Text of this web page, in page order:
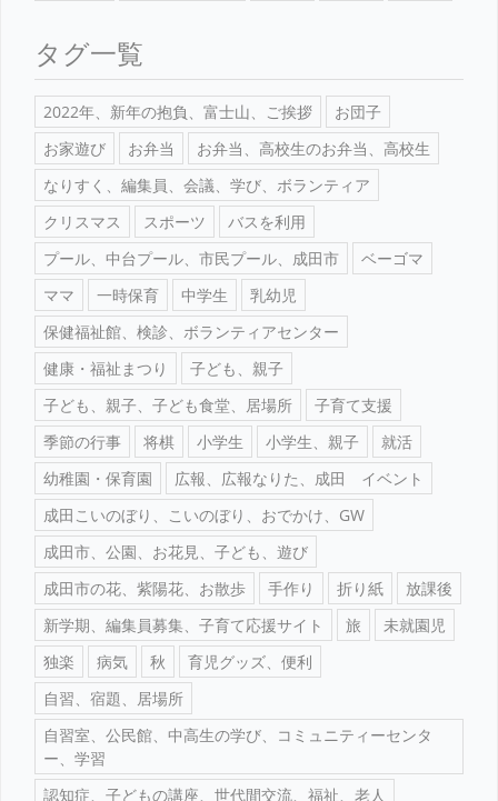
タグ一覧
2022年、新年の抱負、富士山、ご挨拶
お団子
お家遊び
お弁当
お弁当、高校生のお弁当、高校生
なりすく、編集員、会議、学び、ボランティア
クリスマス
スポーツ
バスを利用
プール、中台プール、市民プール、成田市
ベーゴマ
ママ
一時保育 中学生
乳幼児
保健福祉館、検診、ボランティアセンター
健康・福祉まつり
子ども、親子
子ども、親子、子ども食堂、居場所
子育て支援
季節の行事
将棋 小学生 小学生、親子
就活
幼稚園・保育園
広報、広報なりた、成田 イベント
成田こいのぼり、こいのぼり、おでかけ、GW
成田市、公園、お花見、子ども、遊び
成田市の花、紫陽花、お散歩
手作り 折り紙
放課後
新学期、編集員募集、子育て応援サイト
旅
未就園児
独楽
病気 秋
育児グッズ、便利
自習、宿題、居場所
自習室、公民館、中高生の学び、コミュニティーセンタ
ー、学習
認知症、子どもの講座、世代間交流、福祉、老人